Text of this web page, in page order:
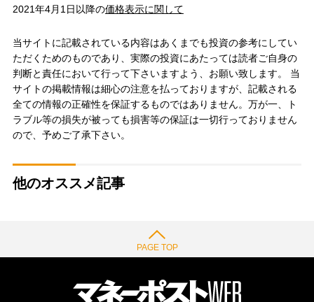
2021年4月1日以降の価格表示に関して
当サイトに記載されている内容はあくまでも投資の参考にしてい
ただくためのものであり、実際の投資にあたっては読者ご自身の
判断と責任において行って下さいますよう、お願い致します。 当
サイトの掲載情報は細心の注意を払っておりますが、記載される
全ての情報の正確性を保証するものではありません。万が一、ト
ラブル等の損失が被っても損害等の保証は一切行っておりません
ので、予めご了承下さい。
他のオススメ記事
PAGE TOP